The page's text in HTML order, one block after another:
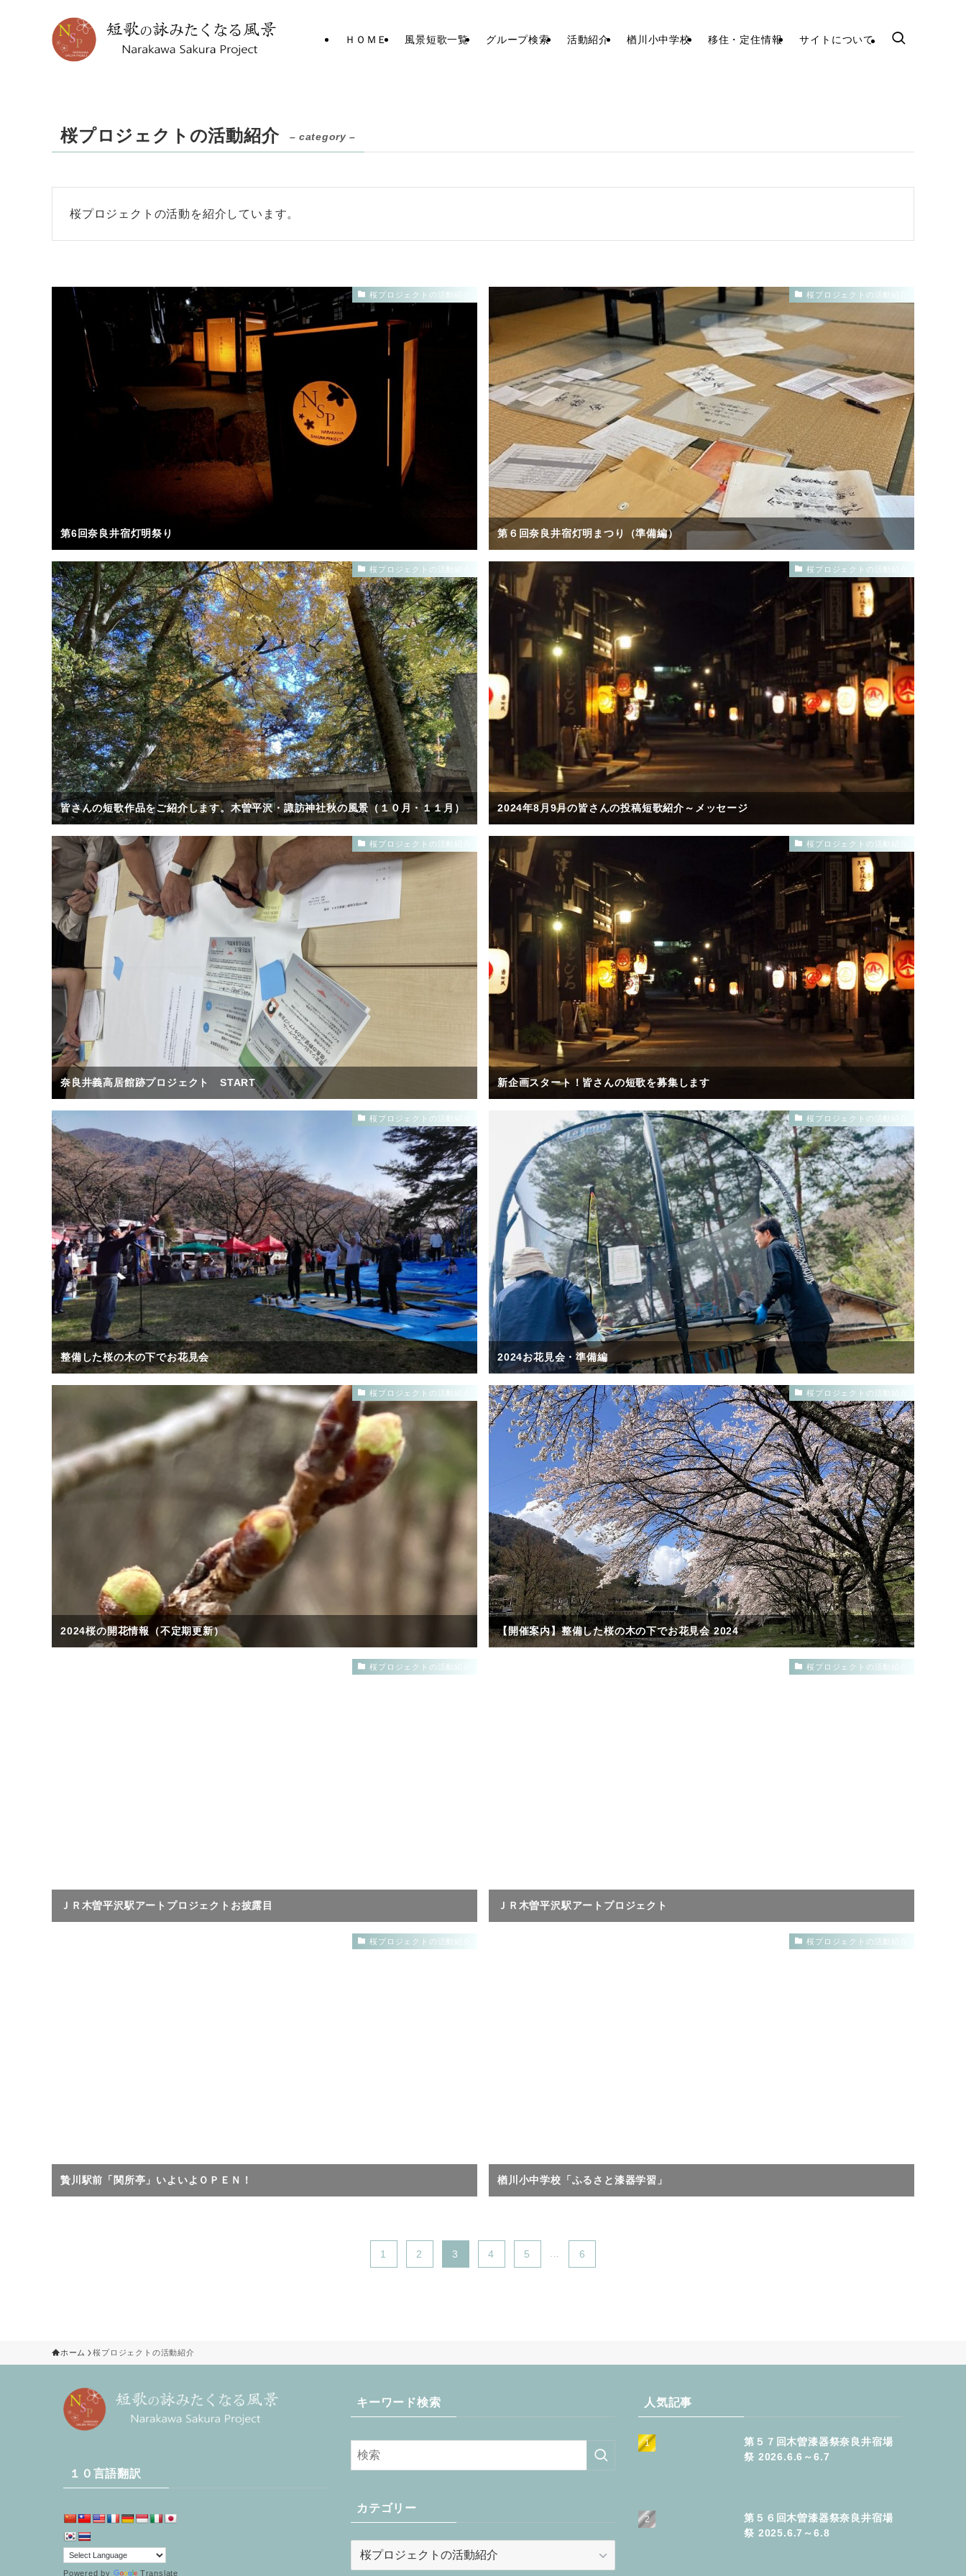
ＨＯＭＥ 風景短歌一覧 グループ検索 活動紹介 楢川小中学校 移住・定住情報 サイトについて
桜プロジェクトの活動紹介 – category –
桜プロジェクトの活動を紹介しています。
桜プロジェクトの活動紹介
第6回奈良井宿灯明祭り
桜プロジェクトの活動紹介
第６回奈良井宿灯明まつり（準備編）
桜プロジェクトの活動紹介
皆さんの短歌作品をご紹介します。木曽平沢・諏訪神社秋の風景（１０月・１１月）
桜プロジェクトの活動紹介
2024年8月9月の皆さんの投稿短歌紹介～メッセージ
桜プロジェクトの活動紹介
奈良井義高居館跡プロジェクト START
桜プロジェクトの活動紹介
新企画スタート！皆さんの短歌を募集します
桜プロジェクトの活動紹介
整備した桜の木の下でお花見会
桜プロジェクトの活動紹介
2024お花見会・準備編
桜プロジェクトの活動紹介
2024桜の開花情報（不定期更新）
桜プロジェクトの活動紹介
【開催案内】整備した桜の木の下でお花見会 2024
桜プロジェクトの活動紹介
ＪＲ木曽平沢駅アートプロジェクトお披露目
桜プロジェクトの活動紹介
ＪＲ木曽平沢駅アートプロジェクト
桜プロジェクトの活動紹介
贄川駅前「関所亭」いよいよＯＰＥＮ！
桜プロジェクトの活動紹介
楢川小中学校「ふるさと漆器学習」
1 2 3 4 5 ... 6
ホーム 桜プロジェクトの活動紹介
１０言語翻訳
Powered by Translate
キーワード検索
カテゴリー
カ
人気記事
第５７回木曽漆器祭奈良井宿場
祭 2026.6.6～6.7
第５６回木曽漆器祭奈良井宿場
祭 2025.6.7～6.8